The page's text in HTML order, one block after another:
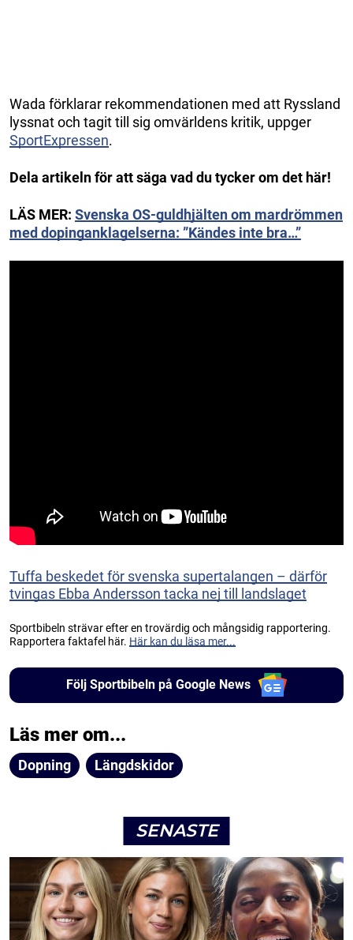
Wada förklarar rekommendationen med att Ryssland
lyssnat och tagit till sig omvärldens kritik, uppger
SportExpressen.
Dela artikeln för att säga vad du tycker om det här!
LÄS MER: Svenska OS-guldhjälten om mardrömmen
med dopinganklagelserna: ”Kändes inte bra…”
Tuffa beskedet för svenska supertalangen – därför
tvingas Ebba Andersson tacka nej till landslaget
Sportbibeln strävar efter en trovärdig och mångsidig rapportering.
Rapportera faktafel här. Här kan du läsa mer...
Följ Sportbibeln på Google News
Läs mer om...
Dopning Längdskidor
SENASTE